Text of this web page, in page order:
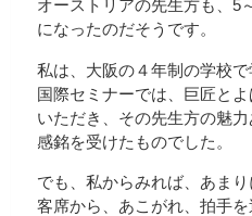
オーストリアの先生方も、5
になったのだそうです。
私は、大阪の４年制の学校で
国際セミナーでは、巨匠と
いただき、その先生方の魅
感銘を受けたものでした。
でも、私からみれば、あまり
客席から、あこがれ、拍手を